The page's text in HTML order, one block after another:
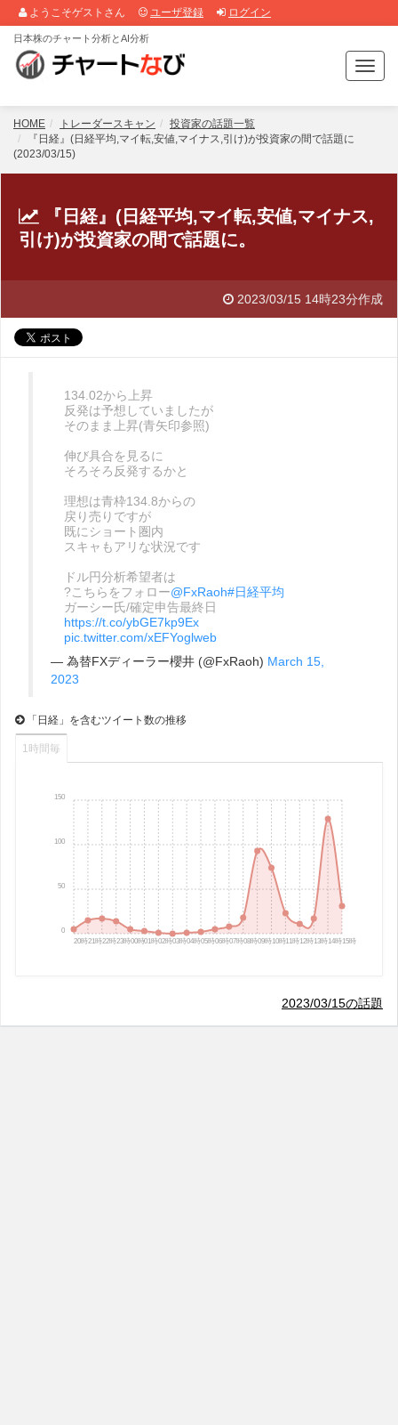
ようこそゲストさん ユーザ登録 ログイン
T
o
g
n
v
i
t
i
o
日本株のチャート分析とAI分析
HOME トレーダースキャン
投資家の話題一覧
『日経』(日経平均,マイ転,安値,マイナス,引け)が投資家の間で話題に
(2023/03/15)
『日経』(日経平均,マイ転,安値,マイナス,
引け)が投資家の間で話題に。
2023/03/15 14時23分作成
134.02から上昇
反発は予想していましたが
そのまま上昇(青矢印参照)
伸び具合を見るに
そろそろ反発するかと
理想は青枠134.8からの
戻り売りですが
既にショート圏内
スキャもアリな状況です
ドル円分析希望者は
?こちらをフォロー@FxRaoh#日経平均
ガーシー氏/確定申告最終日
https://t.co/ybGE7kp9Ex
pic.twitter.com/xEFYoglweb
— 為替FXディーラー櫻井 (@FxRaoh) March 15,
2023
「日経」を含むツイート数の推移
1時間毎
20時21時22時23時00時01時02時03時04時05時06時07時08時09時10時11時12時13時14時15時
0
50
100
150
2023/03/15の話題